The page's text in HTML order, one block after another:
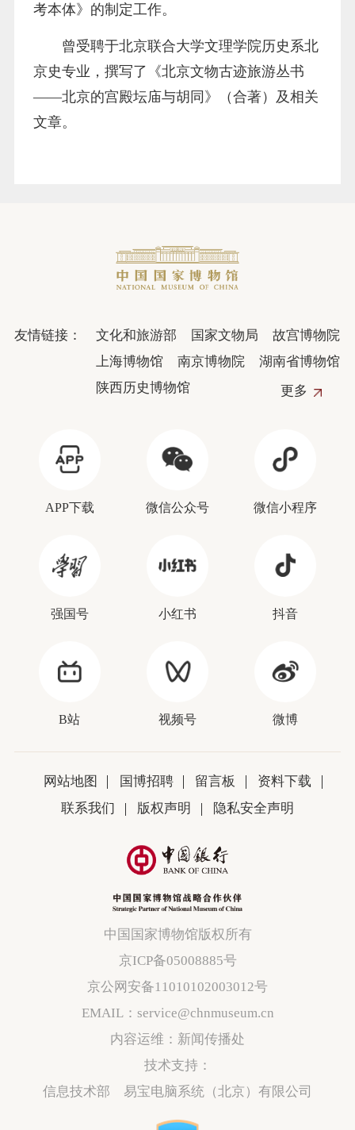
考本体》的制定工作。
曾受聘于北京联合大学文理学院历史系北
京史专业，撰写了《北京文物古迹旅游丛书
——北京的宫殿坛庙与胡同》（合著）及相关
文章。
友情链接： 文化和旅游部 国家文物局
故宫博物院
上海博物馆
南京博物院
湖南省博物馆
陕西历史博物馆
更多
APP下载 微信公众号 微信小程序
强国号 小红书 抖音
B站 视频号 微博
网站地图 国博招聘 留言板
资料下载
联系我们
版权声明 隐私安全声明
中国国家博物馆版权所有
京ICP备05008885号
京公网安备11010102003012号
EMAIL：service@chnmuseum.cn
内容运维：新闻传播处
技术支持：
信息技术部 易宝电脑系统（北京）有限公司